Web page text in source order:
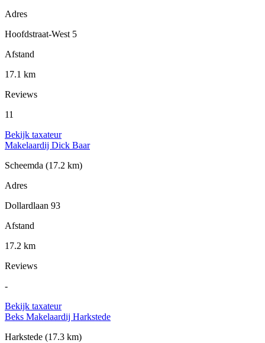
Adres
Hoofdstraat-West 5
Afstand
17.1 km
Reviews
11
Bekijk taxateur
Makelaardij Dick Baar
Scheemda (17.2 km)
Adres
Dollardlaan 93
Afstand
17.2 km
Reviews
-
Bekijk taxateur
Beks Makelaardij Harkstede
Harkstede (17.3 km)